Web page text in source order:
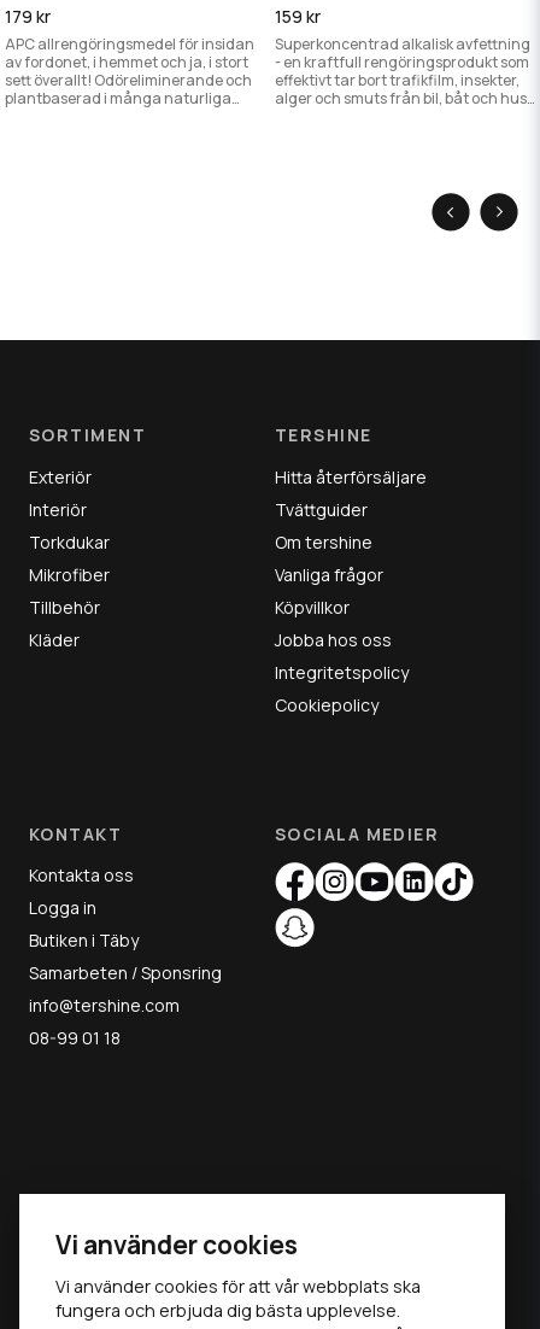
179 kr
APC allrengöringsmedel för insidan
av fordonet, i hemmet och ja, i stort
sett överallt! Odöreliminerande och
plantbaserad i många naturliga
159 kr
Superkoncentrad alkalisk avfettning
- en kraftfull rengöringsprodukt som
effektivt tar bort trafikfilm, insekter,
alger och smuts från bil, båt och hus.
SORTIMENT
Exteriör
Interiör
Torkdukar
Mikrofiber
Tillbehör
Kläder
TERSHINE
Hitta återförsäljare
Tvättguider
Om tershine
Vanliga frågor
Köpvillkor
Jobba hos oss
Integritetspolicy
Cookiepolicy
KONTAKT
Kontakta oss
Logga in
Butiken i Täby
Samarbeten / Sponsring
info@tershine.com
08-99 01 18
SOCIALA MEDIER
MAY THE
GLOSS BE
Vi använder cookies
Vi använder cookies för att vår webbplats ska
fungera och erbjuda dig bästa upplevelse.